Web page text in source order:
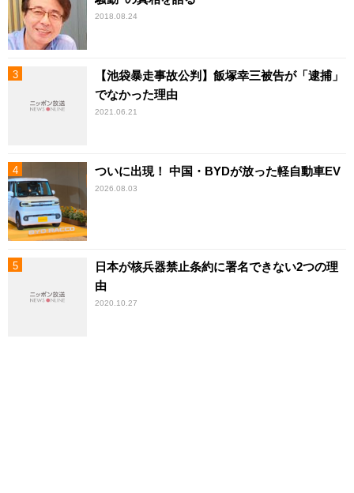
2018.08.24
【池袋暴走事故公判】飯塚幸三被告が「逮捕」
でなかった理由
2021.06.21
ついに出現！ 中国・BYDが放った軽自動車EV
2026.08.03
日本が核兵器禁止条約に署名できない2つの理
由
2020.10.27